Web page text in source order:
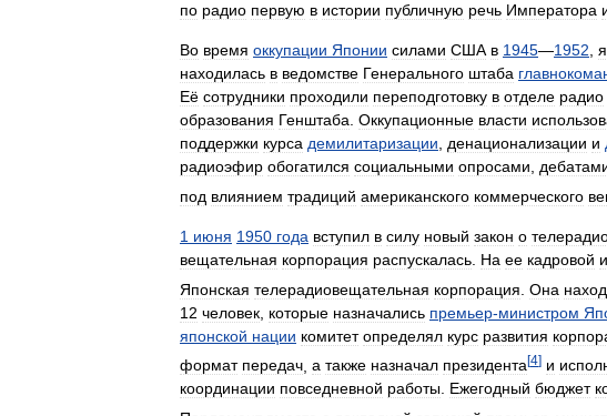
по радио первую в истории публичную речь Императора
Во время оккупации Японии силами США в 1945—1952,
находилась в ведомстве Генерального штаба
Её сотрудники проходили переподготовку в отделе радио
образования Генштаба. Оккупационные власти
поддержки курса демилитаризации, денационализации и
радиоэфир обогатился социальными опросами,
под влиянием традиций американского коммерческого
1 июня 1950 года вступил в силу новый закон о
вещательная корпорация распускалась На ее кадровой и
Японская телерадиовещательная корпорация Она
12 человек которые назначались премьер-министром
японской нации комитет определял курс развития
формат передач а также назначал президента[4] и
координации повседневной работы. Ежегодный бюджет